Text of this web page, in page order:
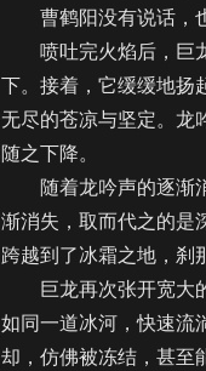
曹鹤阳没有说话，也
喷吐完火焰后，巨龙
下。接着，它缓缓地扬
无尽的苍凉与坚定。龙
随之下降。
随着龙吟声的逐渐消
渐消失，取而代之的是
跨越到了冰霜之地，刹
巨龙再次张开宽大的
如同一道冰河，快速流
却，仿佛被冻结，甚至